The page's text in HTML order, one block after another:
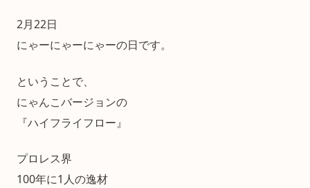
2月22日
にゃーにゃーにゃーの日です。
ということで、
にゃんこバージョンの
『ハイフライフロー』
プロレス界
100年に1人の逸材